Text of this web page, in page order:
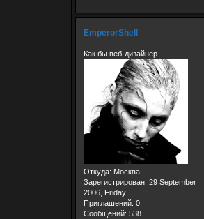
EmperorShell
Как бы веб-дизайнер
Откуда: Москва
Зарегистрирован: 29 September
2006, Friday
Приглашений: 0
Сообщений: 538